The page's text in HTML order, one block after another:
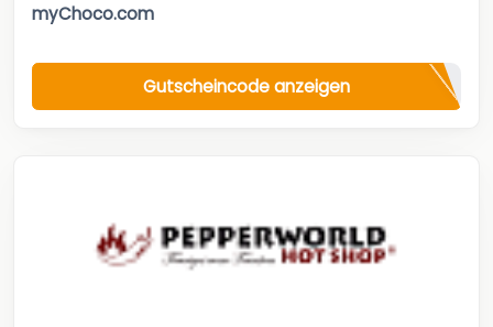
myChoco.com
Gutscheincode anzeigen